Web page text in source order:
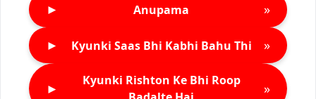
► Anupama »
► Kyunki Saas Bhi Kabhi Bahu Thi »
►
Kyunki Rishton Ke Bhi Roop
»